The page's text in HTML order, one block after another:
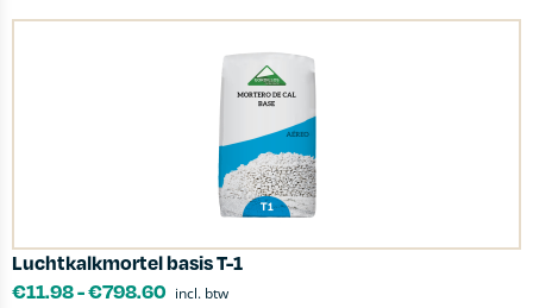
Luchtkalkmortel basis T-1
€11.98-€798.60 incl. btw